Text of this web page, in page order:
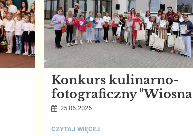
Konkurs kulinarno-
fotograficzny "Wiosna
na talerzu"
25.06.2026
KONKURS
CZYTAJ WIĘCEJ